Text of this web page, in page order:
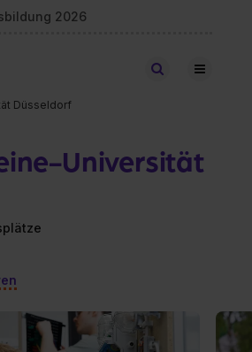
2026
Stellen finden
Düsseldorf
Universität